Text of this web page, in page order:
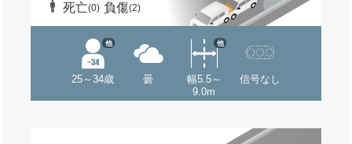
死亡(0) 負傷(2)
25～34歳
他
曇
幅5.5～
9.0m
他
信号なし